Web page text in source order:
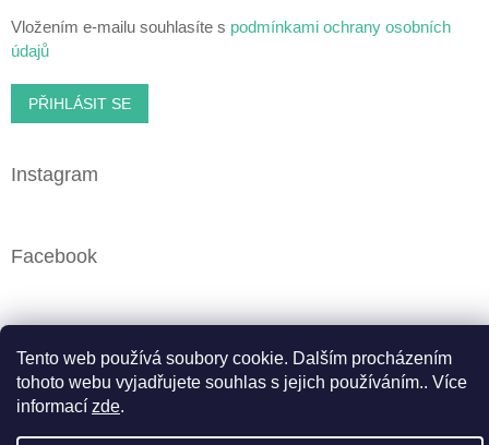
Tento web používá soubory cookie. Dalším procházením
tohoto webu vyjadřujete souhlas s jejich používáním.. Více
informací zde.
Vložením e-mailu souhlasíte s podmínkami ochrany osobních
údajů
PŘIHLÁSIT SE
Instagram
Facebook
Vytvořil Shoptet
Copyright 2026